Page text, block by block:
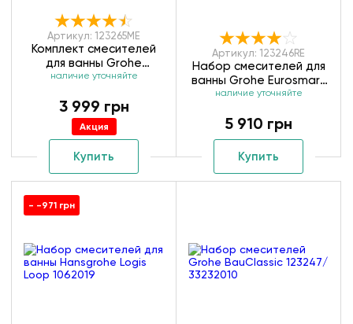
Артикул: 123265ME
Комплект смесителей
для ванны Grohe
Eurosmart M-size
наличие уточняйте
3 999 грн
Акция
Купить
Артикул: 123246RE
Набор смесителей для
ванны Grohe Eurosmart
New 123246RE
наличие уточняйте
5 910 грн
Купить
- -971 грн